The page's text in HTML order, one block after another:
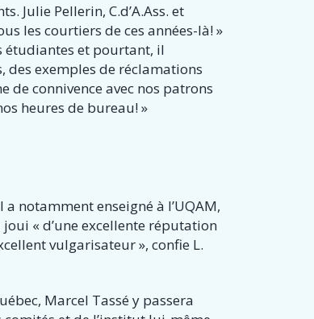
Julie Pellerin, C.d’A.Ass. et
les courtiers de ces années-là! »
étudiantes et pourtant, il
des exemples de réclamations
de connivence avec nos patrons
heures de bureau! »
notamment enseigné à l’UQAM,
« d’une excellente réputation
vulgarisateur ​», confie L.
Marcel Tassé y passera